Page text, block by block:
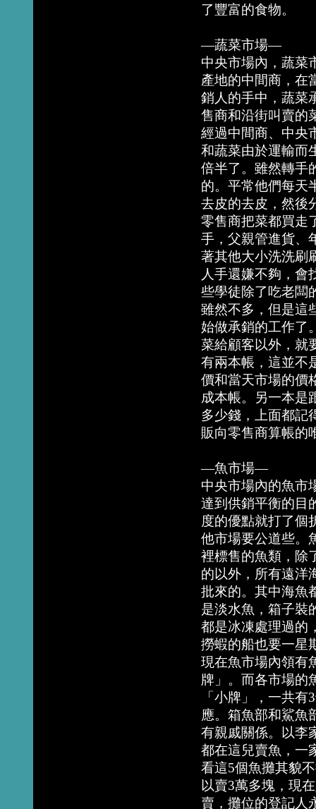
了豐富的食物。
—蔬菜市場—
中央市場內，蔬菜
產地的中間商，在
銷人的手中，蔬菜
售商和沿街叫賣的
經過中間商、中央
和蔬菜由於運輸而
倍半了。雖然轉手
的。平常他們每天
去皮的去皮，然後
零售商把菜都買走
手，父親管進貨、
著其他大小洗洗刷
人手還嫌不夠，會
些學徒除了吃老闆
雖然不多，但是這
始做承銷的工作了
菜給顧客以外，就
有兩本帳，這並不
價和當天市場的價
成本帳。另一本是
多少錢，上面都記
販向零售商算帳的
—魚市場—
中央市場內的魚市
達到供銷平衡的目
度的優點就打了個
他市場要公道些。
裡標售的魚類，除
的以外，所有遠洋
批來的。其中海魚
是淡水魚，箱子裝
都是冰凍處理過的
撈蝦的船也要一星
現在魚市場內領有
牌」。而各市場的
「小牌」，一共
應。箱魚部和鯊魚
有親戚關係。以李
都在這兒賣魚，一
看這5個魚攤其貌
以賣3萬多塊，現
賣，攤位的登記人